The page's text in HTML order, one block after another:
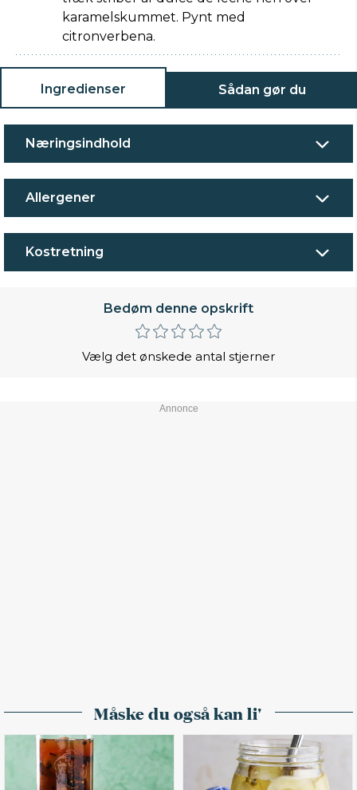
karamelskummet. Pynt med
citronverbena.
Ingredienser Sådan gør du
Næringsindhold
Allergener
Kostretning
Bedøm denne opskrift
Vælg det ønskede antal stjerner
Måske du også kan li'